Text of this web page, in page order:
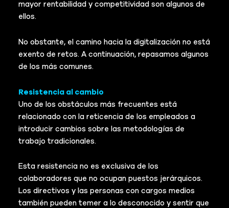
mayor rentabilidad y competitividad son algunos de
ellos.
No obstante, el camino hacia la digitalización no está
exento de retos. A continuación, repasamos algunos
de los más comunes.
Resistencia al cambio
Uno de los obstáculos más frecuentes está
relacionado con la reticencia de los empleados a
introducir cambios sobre las metodologías de
trabajo tradicionales.
Esta resistencia no es exclusiva de los
colaboradores que no ocupan puestos jerárquicos.
Los directivos y las personas con cargos medios
también pueden temer a lo desconocido y sentir que